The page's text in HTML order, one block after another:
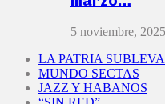
5 noviembre, 2025
LA PATRIA
MUNDO SECTAS
JAZZ Y HABANOS